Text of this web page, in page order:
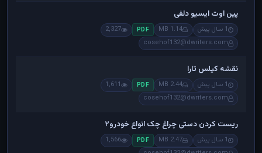
پین اوت ایسیو دلفی
1 سال پیش 1.14 MB
PDF
2,327
cosehof132@dwriters.com
نقشه کیلس تارا
1 سال پیش 2.44 MB
PDF
1,611
cosehof132@dwriters.com
ریست کردن دستی چراغ چک انواع خودرو۲
1 سال پیش 2.47 MB
PDF
1,566